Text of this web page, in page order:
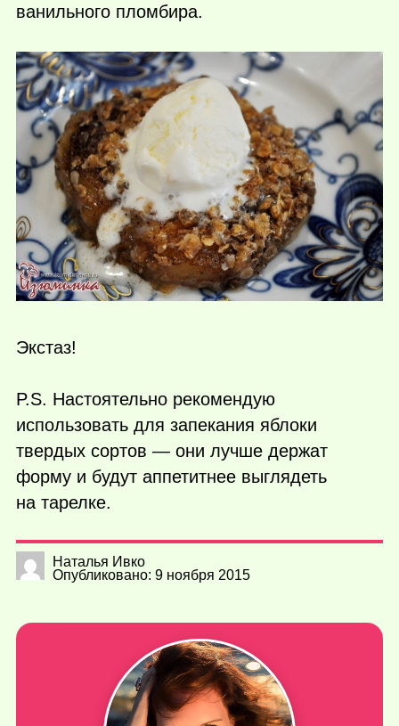
ванильного пломбира.
Экстаз!
P.S. Настоятельно рекомендую
использовать для запекания яблоки
твердых сортов — они лучше держат
форму и будут аппетитнее выглядеть
на тарелке.
Наталья Ивко
Опубликовано: 9 ноября 2015